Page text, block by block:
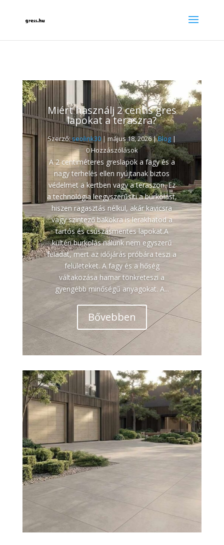
Miért használj 2 centis gres
lapokat a teraszra?
Szerző:seolink30|május 18, 2026|Blog |
0 Hozzászólások
A 2 centiméteres greslapok a fagy és a
nagy terhelés ellen nyújtanak biztos
védelmet a kertben vagy a teraszon. Ez
a technológia leegyszerűsíti a burkolást,
hiszen ragasztás nélkül, akár kavicsra
vagy szintező bakokra is lerakhatod a
tartós és csúszásmentes lapokat.A
kültéri burkolás nálunk nem egyszerű
feladat, mert az időjárás próbára teszi a
felületeket. A fagy és a hőség
váltakozása hamar tönkreteszi a
gyengébb minőségű anyagokat. A...
Bővebben